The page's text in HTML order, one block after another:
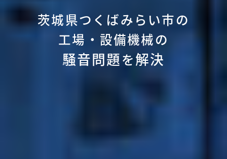
茨城県つくばみらい市の
工場・設備機械の
騒音問題を解決